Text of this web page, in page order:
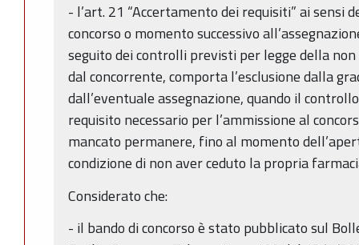
- l’art. 21 “Accertamento dei requisiti” ai sensi
concorso o momento successivo
seguito dei controlli previsti per legge della
dal concorrente, comporta l’esclusione dalla
dall’eventuale assegnazione, quando il
requisito necessario per l’ammissione al
mancato permanere, fino al momento
condizione di non aver ceduto la propria
Considerato che:
- il bando di concorso è stato pubblicato sul